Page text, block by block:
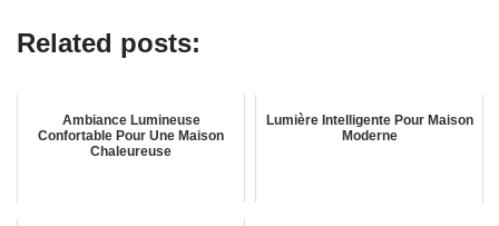
Related posts:
Ambiance Lumineuse
Confortable Pour Une Maison
Chaleureuse
Lumière Intelligente Pour Maison
Moderne